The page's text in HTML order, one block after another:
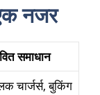
नजर
समाधान
चार्जर्स, बुकिंग